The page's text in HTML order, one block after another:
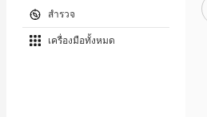
สำรวจ
เครื่องมือทั้งหมด